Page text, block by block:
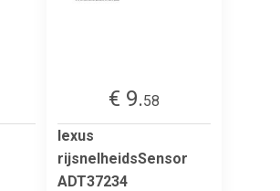
€ 9.58
lexus
rijsnelheidsSensor
ADT37234